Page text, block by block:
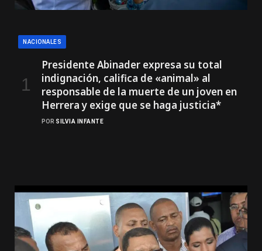
NACIONALES
Presidente Abinader expresa su total
indignación, califica de «animal» al
responsable de la muerte de un joven en
Herrera y exige que se haga justicia*
POR SILVIA INFANTE